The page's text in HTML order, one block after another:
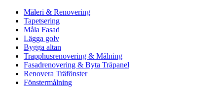
Måleri & Renovering
Tapetsering
Måla Fasad
Lägga golv
Bygga altan
Trapphusrenovering & Målning
Fasadrenovering & Byta Träpanel
Renovera Träfönster
Fönstermålning